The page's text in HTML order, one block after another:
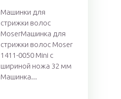
Машинки для
стрижки волос
MoserМашинка для
стрижки волос Moser
1411-0050 Mini с
шириной ножа 32 мм
Машинка...